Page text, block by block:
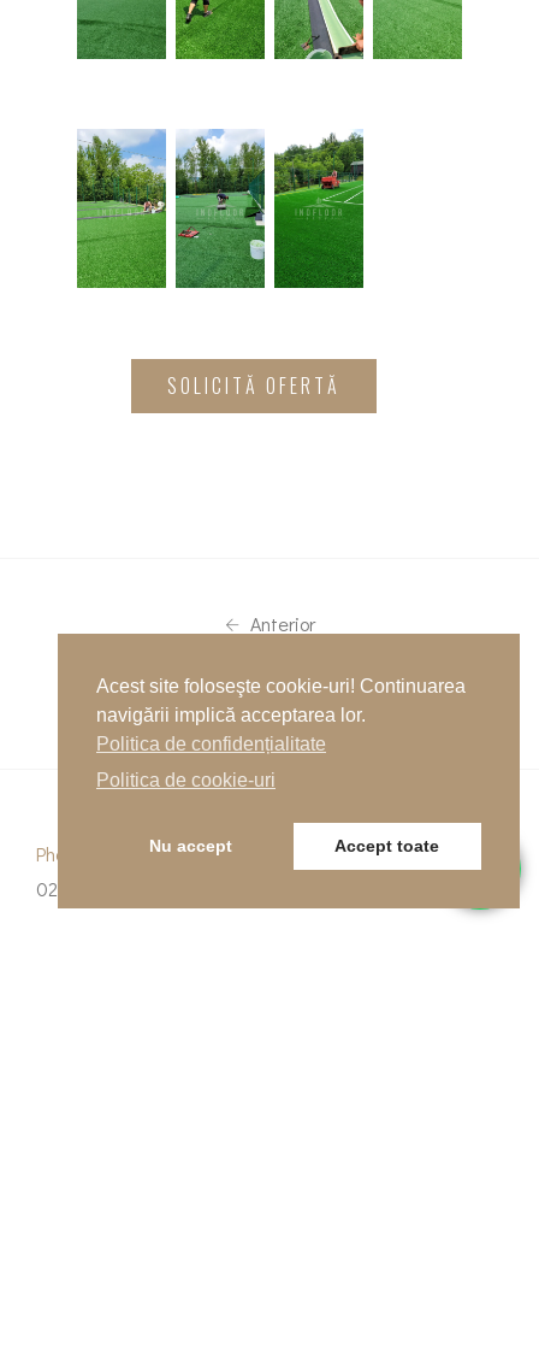
SOLICITĂ OFERTĂ
Anterior
Următor
Phone
0262-215334
Acest site foloseşte cookie-uri! Continuarea
navigării implică acceptarea lor.
Politica de confidențialitate
Politica de cookie-uri
Nu accept Accept toate